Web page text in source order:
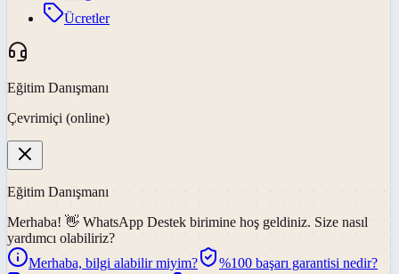
Ücretler
Eğitim Danışmanı
Çevrimiçi (online)
Eğitim Danışmanı
Merhaba! 👋 WhatsApp Destek birimine hoş geldiniz. Size nasıl
yardımcı olabiliriz?
Merhaba, bilgi alabilir miyim?
%100 başarı garantisi nedir?